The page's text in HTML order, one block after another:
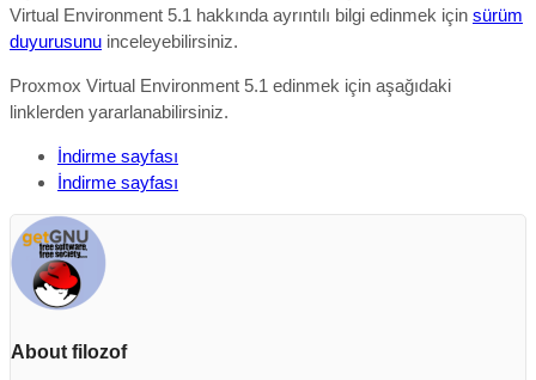
Virtual Environment 5.1 hakkında ayrıntılı bilgi edinmek için sürüm
duyurusunu inceleyebilirsiniz.
Proxmox Virtual Environment 5.1 edinmek için aşağıdaki
linklerden yararlanabilirsiniz.
İndirme sayfası
İndirme sayfası
About filozof